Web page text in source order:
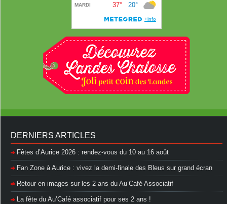
DERNIERS ARTICLES
Fêtes d’Aurice 2026 : rendez-vous du 10 au 16 août
Fan Zone à Aurice : vivez la demi-finale des Bleus sur grand écran
Retour en images sur les 2 ans du Au’Café Associatif
La fête du Au’Café associatif pour ses 2 ans !